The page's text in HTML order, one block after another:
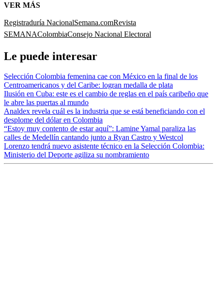
VER MÁS
Registraduría NacionalSemana.comRevista
SEMANAColombiaConsejo Nacional Electoral
Le puede interesar
Selección Colombia femenina cae con México en la final de los
Centroamericanos y del Caribe: logran medalla de plata
Ilusión en Cuba: este es el cambio de reglas en el país caribeño que
le abre las puertas al mundo
Analdex revela cuál es la industria que se está beneficiando con el
desplome del dólar en Colombia
“Estoy muy contento de estar aquí”: Lamine Yamal paraliza las
calles de Medellín cantando junto a Ryan Castro y Westcol
Lorenzo tendrá nuevo asistente técnico en la Selección Colombia:
Ministerio del Deporte agiliza su nombramiento